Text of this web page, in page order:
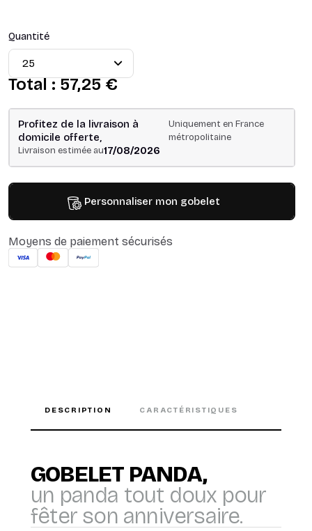
Quantité
Total : 57,25 €
Profitez de la livraison à
domicile offerte,
Uniquement en France
métropolitaine
Livraison estimée au17/08/2026
Personnaliser mon gobelet
Moyens de paiement sécurisés
DESCRIPTION CARACTÉRISTIQUES
GOBELET PANDA,
un panda tout doux pour
fêter son anniversaire.